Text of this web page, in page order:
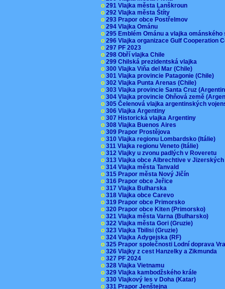
o 291 Vlajka města Lanškroun
o 292 Vlajka města Štíty
o 293 Prapor obce Postřelmov
o 294 Vlajka Ománu
o 295 Emblém Ománu a vlajka
o 296 Vlajka organizace Gulf Cooperation
o 297 PF 2023
o 298 Obří vlajka Chile
o 299 Chilská prezidentská vlajka
o 300 Vlajka Viňa del Mar (Chile)
o 301 Vlajka provincie Patagonie (Chile)
o 302 Vlajka Punta Arenas (Chile)
o 303 Vlajka provincie Santa Cruz
o 304 Vlajka provincie Ohňová země
o 305 Čelenová vlajka argentinských
o 306 Vlajka Argentiny
o 307 Historická vlajka Argentiny
o 308 Vlajka Buenos Aires
o 309 Prapor Prostějova
o 310 Vlajka regionu Lombardsko (Itálie)
o 311 Vlajka regionu Veneto (Itálie)
o 312 Vlajky u zvonu padlých v Roveretu
o 313 Vlajka obce Albrechtive v
o 314 Vlajka města Tanvald
o 315 Prapor města Nový Jičín
o 316 Prapor obce Jeřice
o 317 Vlajka Bulharska
o 318 Vlajka obce Carevo
o 319 Prapor obce Primorsko
o 320 Prapor obce Kiten (Primorsko)
o 321 Vlajka města Varna (Bulharsko)
o 322 Vlajka města Gori (Gruzie)
o 323 Vlajka Tbilisi (Gruzie)
o 324 Vlajka Adygejska (RF)
o 325 Prapor společnosti Lodní doprava
o 326 Vlajky z cest Hanzelky a Zikmunda
o 327 PF 2024
o 328 Vlajka Vietnamu
o 329 Vlajka kambodžského krále
o 330 Vlajkový les v Doha (Katar)
o 331 Prapor Jenštejna